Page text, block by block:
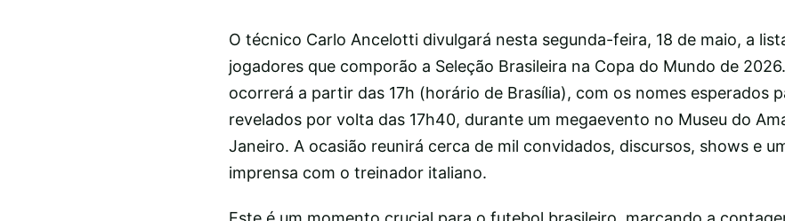
O técnico Carlo Ancelotti divulgará nesta segunda-feira, 18 de maio, a
jogadores que comporão a Seleção Brasileira na Copa do Mundo de
ocorrerá a partir das 17h (horário de Brasília), com os nomes esperados
revelados por volta das 17h40, durante um megaevento no Museu do
Janeiro. A ocasião reunirá cerca de mil convidados, discursos, shows e
imprensa com o treinador italiano.